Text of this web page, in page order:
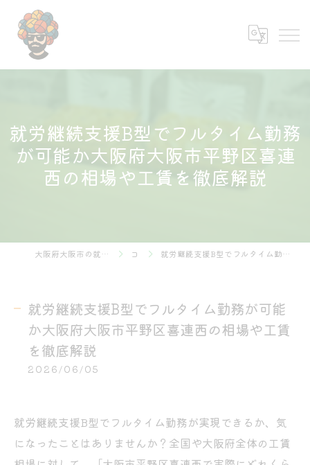
就労継続支援B型でフルタイム勤務
が可能か大阪府大阪市平野区喜連
西の相場や工賃を徹底解説
大阪府大阪市の就労継続支援B型なら株式会社あふろ コラム 就労継続支援B型でフルタイム勤務が可能か大阪府大阪市平野区喜連西の相場や工賃を徹底解説
就労継続支援B型でフルタイム勤務が可能
か大阪府大阪市平野区喜連西の相場や工賃
を徹底解説
2026/06/05
就労継続支援B型でフルタイム勤務が実現できるか、気
になったことはありませんか？全国や大阪府全体の工賃